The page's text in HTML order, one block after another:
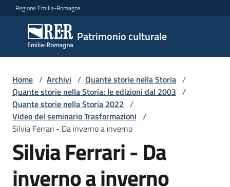
Vai al contenuto
Vai alla navigazione
Vai al footer
Regione Emilia-Romagna
Patrimonio culturale
Patrimonio
culturale
Argomenti
Novità
Servizi
Home / Archivi / Quante storie nella Storia /
Quante storie nella Storia: le edizioni dal 2003 /
Quante storie nella Storia 2022 /
Video del seminario Trasformazioni /
Silvia Ferrari - Da inverno a inverno
Silvia Ferrari - Da
inverno a inverno